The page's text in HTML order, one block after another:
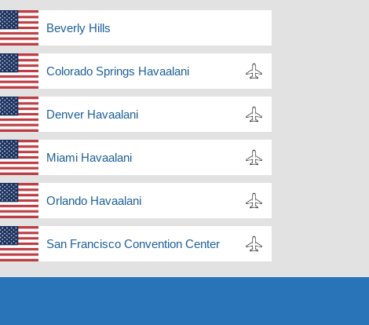
Beverly Hills
Colorado Springs Havaalani
Denver Havaalani
Miami Havaalani
Orlando Havaalani
San Francisco Convention Center